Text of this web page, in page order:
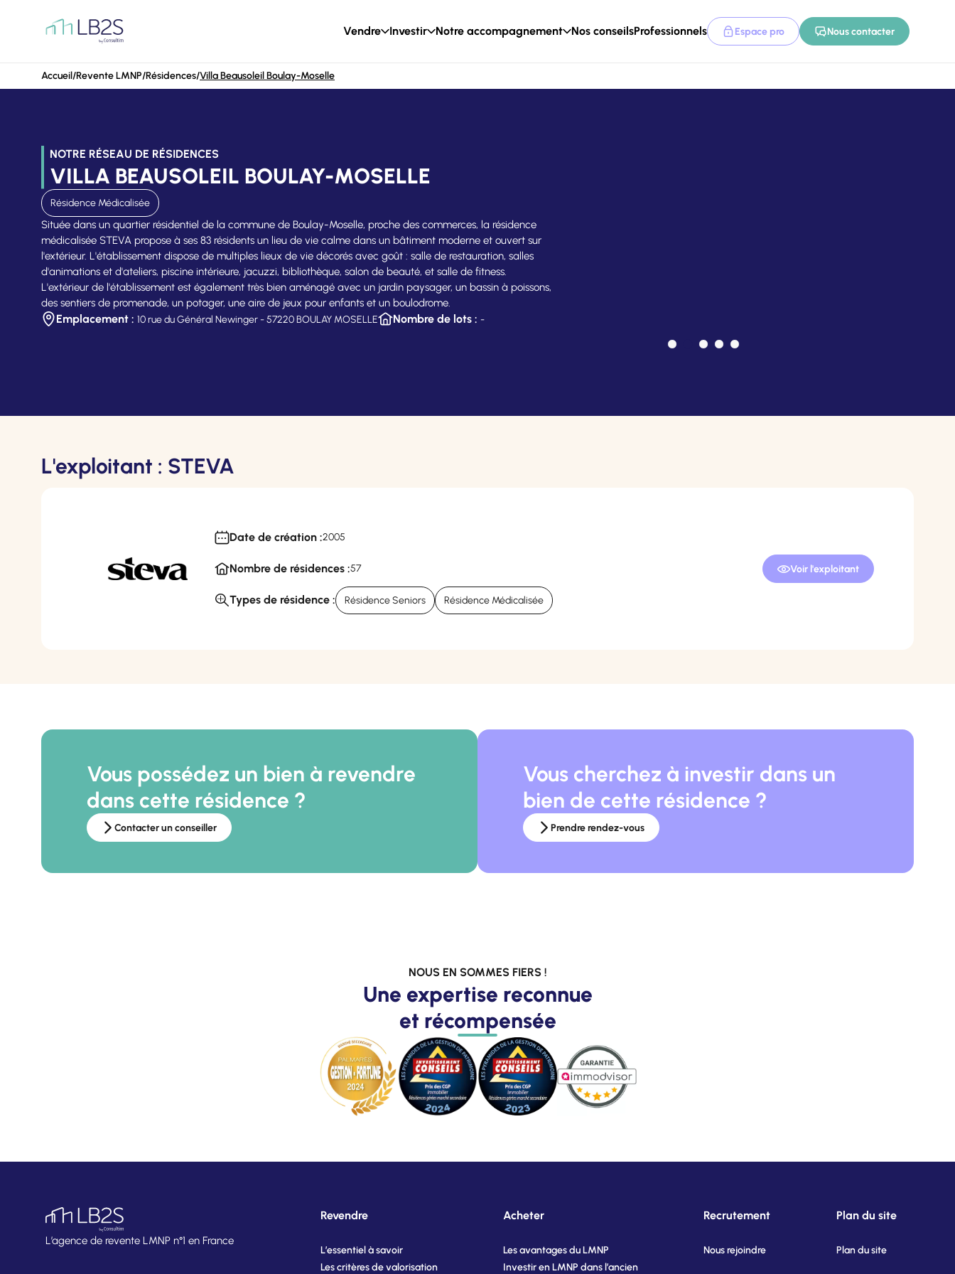
Vendre
Investir Notre accompagnement Nos conseilsProfessionnels Espace pro Nous contacter
Accueil/Revente LMNP/Résidences/Villa Beausoleil Boulay-Moselle
NOTRE RÉSEAU DE RÉSIDENCES
VILLA BEAUSOLEIL BOULAY-MOSELLE
Résidence Médicalisée
Située dans un quartier résidentiel de la commune de Boulay-Moselle, proche des commerces, la résidence
médicalisée STEVA propose à ses 83 résidents un lieu de vie calme dans un bâtiment moderne et ouvert sur
l'extérieur. L'établissement dispose de multiples lieux de vie décorés avec goût : salle de restauration, salles
d'animations et d'ateliers, piscine intérieure, jacuzzi, bibliothèque, salon de beauté, et salle de fitness.
L'extérieur de l'établissement est également très bien aménagé avec un jardin paysager, un bassin à poissons,
des sentiers de promenade, un potager, une aire de jeux pour enfants et un boulodrome.
Emplacement : 10 rue du Général Newinger - 57220 BOULAY MOSELLE Nombre de lots : -
L'exploitant : STEVA
Date de création :2005
Nombre de résidences :57
Types de résidence : Résidence Seniors Résidence Médicalisée
Voir l'exploitant
Vous possédez un bien à revendre
dans cette résidence ?
Contacter un conseiller
Vous cherchez à investir dans un
bien de cette résidence ?
Prendre rendez-vous
NOUS EN SOMMES FIERS !
Une expertise reconnue
et récompensée
L’agence de revente LMNP n°1 en France
Revendre
L’essentiel à savoir
Les critères de valorisation
Acheter
Les avantages du LMNP
Investir en LMNP dans l’ancien
Recrutement
Nous rejoindre
Plan du site
Plan du site